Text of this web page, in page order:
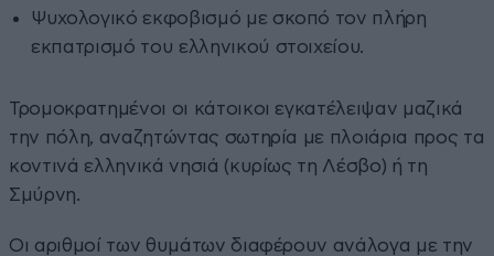
Ψυχολογικό εκφοβισμό με σκοπό τον πλήρη
εκπατρισμό του ελληνικού στοιχείου.
Τρομοκρατημένοι οι κάτοικοι εγκατέλειψαν μαζικά
την πόλη, αναζητώντας σωτηρία με πλοιάρια προς τα
κοντινά ελληνικά νησιά (κυρίως τη Λέσβο) ή τη
Σμύρνη.
Οι αριθμοί των θυμάτων διαφέρουν ανάλογα με την